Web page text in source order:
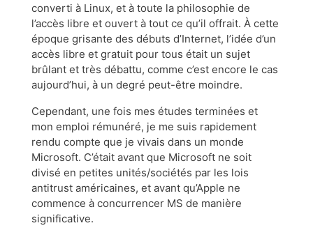
converti à Linux, et à toute la philosophie de
l’accès libre et ouvert à tout ce qu’il offrait. À cette
époque grisante des débuts d’Internet, l’idée d’un
accès libre et gratuit pour tous était un sujet
brûlant et très débattu, comme c’est encore le cas
aujourd’hui, à un degré peut-être moindre.
Cependant, une fois mes études terminées et
mon emploi rémunéré, je me suis rapidement
rendu compte que je vivais dans un monde
Microsoft. C’était avant que Microsoft ne soit
divisé en petites unités/sociétés par les lois
antitrust américaines, et avant qu’Apple ne
commence à concurrencer MS de manière
significative.